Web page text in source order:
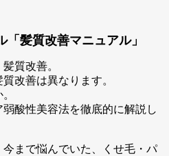
髪質改善マニュアル」
質改善。
改善は異なります。
酸性美容法を徹底的に解説し
まで悩んでいた、くせ毛・パ